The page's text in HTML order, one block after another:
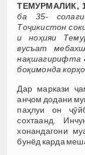
ТЕМУРМАЛИК,
ба 35-
Тоҷикистон
и ноҳияи
вусъат
нақшагирифта
боқимонда
Дар маркази
анҷом додани
паҳлуи он
сохтаанд.
хонандагони
бунёд карда